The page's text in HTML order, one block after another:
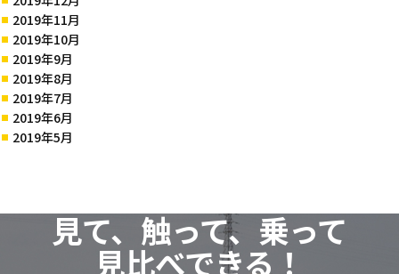
2019年11月
2019年10月
2019年9月
2019年8月
2019年7月
2019年6月
2019年5月
見て、触って、乗って
見比べできる！